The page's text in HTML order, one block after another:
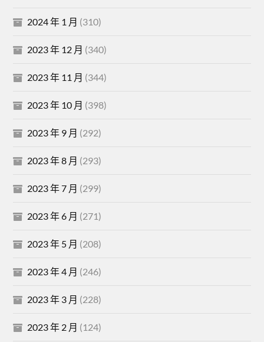
2024 年 1 月 (310)
2023 年 12 月 (340)
2023 年 11 月 (344)
2023 年 10 月 (398)
2023 年 9 月 (292)
2023 年 8 月 (293)
2023 年 7 月 (299)
2023 年 6 月 (271)
2023 年 5 月 (208)
2023 年 4 月 (246)
2023 年 3 月 (228)
2023 年 2 月 (124)